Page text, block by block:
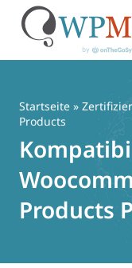
springen
Startseite »
Products
Products